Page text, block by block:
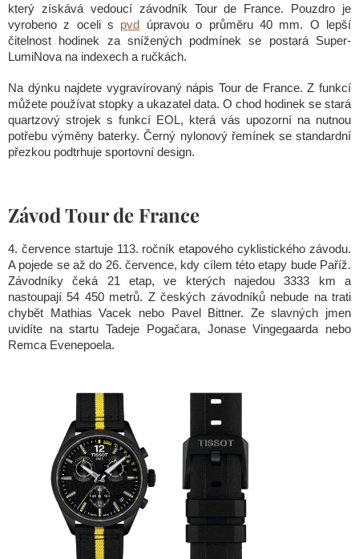
který získává vedoucí závodník Tour de France. Pouzdro je
vyrobeno z oceli s pvd úpravou o průměru 40 mm. O lepší
čitelnost hodinek za snížených podmínek se postará Super-
LumiNova na indexech a ručkách.
Na dýnku najdete vygravírovaný nápis Tour de France. Z funkcí
můžete používat stopky a ukazatel data. O chod hodinek se stará
quartzový strojek s funkcí EOL, která vás upozorní na nutnou
potřebu výměny baterky. Černý nylonový řemínek se standardní
přezkou podtrhuje sportovní design.
Závod Tour de France
4. července startuje 113. ročník etapového cyklistického závodu.
A pojede se až do 26. července, kdy cílem této etapy bude Paříž.
Závodníky čeká 21 etap, ve kterých najedou 3333 km a
nastoupají 54 450 metrů. Z českých závodníků nebude na trati
chybět Mathias Vacek nebo Pavel Bittner. Ze slavných jmen
uvidíte na startu Tadeje Pogačara, Jonase Vingegaarda nebo
Remca Evenepoela.